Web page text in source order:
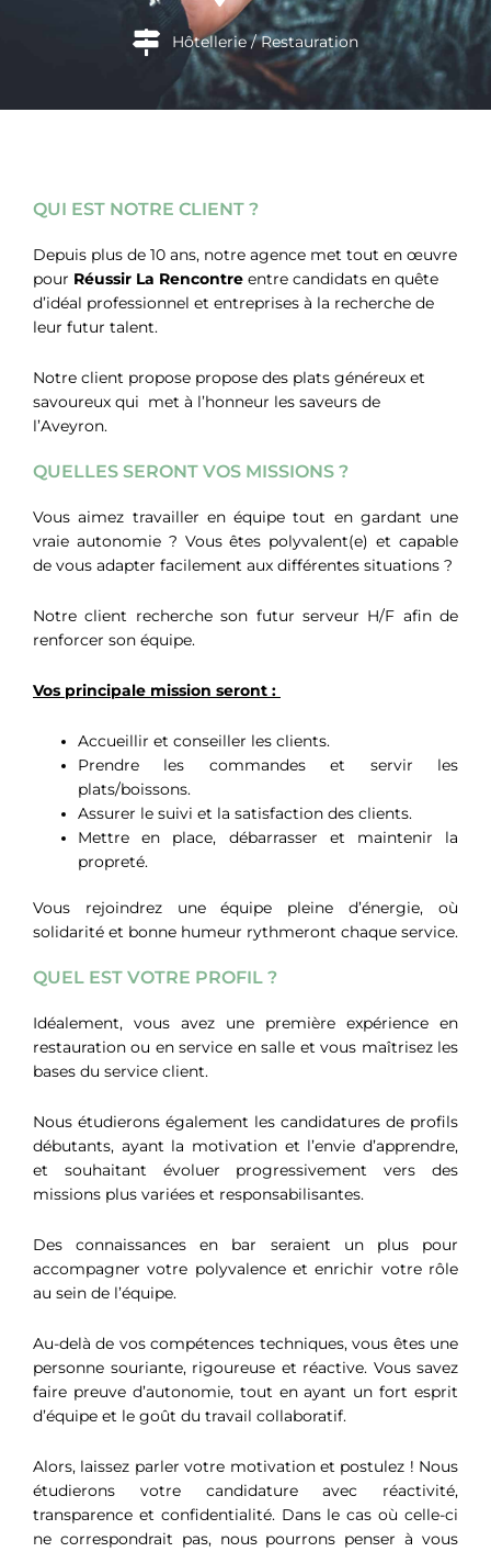
Hôtellerie / Restauration
QUI EST NOTRE CLIENT ?
Depuis plus de 10 ans, notre agence met tout en œuvre
pour Réussir La Rencontre entre candidats en quête
d’idéal professionnel et entreprises à la recherche de
leur futur talent.
Notre client propose propose des plats généreux et
savoureux qui met à l’honneur les saveurs de
l’Aveyron.
QUELLES SERONT VOS MISSIONS ?
Vous aimez travailler en équipe tout en gardant une
vraie autonomie ? Vous êtes polyvalent(e) et capable
de vous adapter facilement aux différentes situations ?
Notre client recherche son futur serveur H/F afin de
renforcer son équipe.
Vos principale mission seront :
Accueillir et conseiller les clients.
Prendre les commandes et servir les
plats/boissons.
Assurer le suivi et la satisfaction des clients.
Mettre en place, débarrasser et maintenir la
propreté.
Vous rejoindrez une équipe pleine d’énergie, où
solidarité et bonne humeur rythmeront chaque service.
QUEL EST VOTRE PROFIL ?
Idéalement, vous avez une première expérience en
restauration ou en service en salle et vous maîtrisez les
bases du service client.
Nous étudierons également les candidatures de profils
débutants, ayant la motivation et l’envie d’apprendre,
et souhaitant évoluer progressivement vers des
missions plus variées et responsabilisantes.
Des connaissances en bar seraient un plus pour
accompagner votre polyvalence et enrichir votre rôle
au sein de l’équipe.
Au-delà de vos compétences techniques, vous êtes une
personne souriante, rigoureuse et réactive. Vous savez
faire preuve d’autonomie, tout en ayant un fort esprit
d’équipe et le goût du travail collaboratif.
Alors, laissez parler votre motivation et postulez ! Nous
étudierons votre candidature avec réactivité,
transparence et confidentialité. Dans le cas où celle-ci
ne correspondrait pas, nous pourrons penser à vous